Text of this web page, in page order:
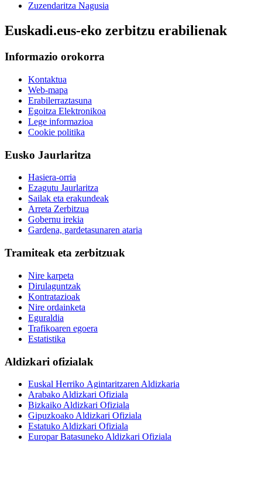
Zuzendaritza Nagusia
Euskadi.eus-eko zerbitzu erabilienak
Informazio orokorra
Kontaktua
Web-mapa
Erabilerraztasuna
Egoitza Elektronikoa
Lege informazioa
Cookie politika
Eusko Jaurlaritza
Hasiera-orria
Ezagutu Jaurlaritza
Sailak eta erakundeak
Arreta Zerbitzua
Gobernu irekia
Gardena, gardetasunaren ataria
Tramiteak eta zerbitzuak
Nire karpeta
Dirulaguntzak
Kontratazioak
Nire ordainketa
Eguraldia
Trafikoaren egoera
Estatistika
Aldizkari ofizialak
Euskal Herriko Agintaritzaren Aldizkaria
Arabako Aldizkari Ofiziala
Bizkaiko Aldizkari Ofiziala
Gipuzkoako Aldizkari Ofiziala
Estatuko Aldizkari Ofiziala
Europar Batasuneko Aldizkari Ofiziala